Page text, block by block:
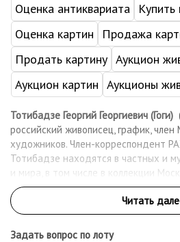
Оценка антиквариата
Купить
Оценка картин
Продажа
Продать картину Аукцион
Аукцион картин Аукционы
Тотибадзе Георгий Георгиевич (Гоги)
российский живописец, график, член
художников. Член-корреспондент
Тотибадзе находятся в частных и
и мира, в том числе в коллекции
современного искусства.
Задать вопрос по лоту